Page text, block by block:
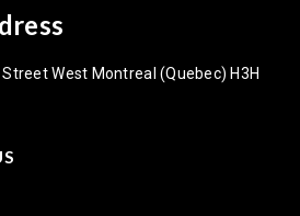
West Montreal (Quebec) H3H